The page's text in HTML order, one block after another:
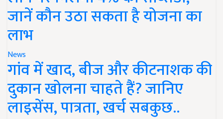
जानें कौन उठा सकता है योजना का
लाभ
News
गांव में खाद, बीज और कीटनाशक की
दुकान खोलना चाहते हैं? जानिए
लाइसेंस, पात्रता, खर्च सबकुछ..